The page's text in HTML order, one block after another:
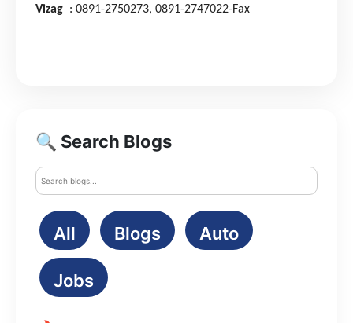
Vizag : 0891-2750273, 0891-2747022​-Fax
🔍 Search Blogs
All Blogs Auto
Jobs